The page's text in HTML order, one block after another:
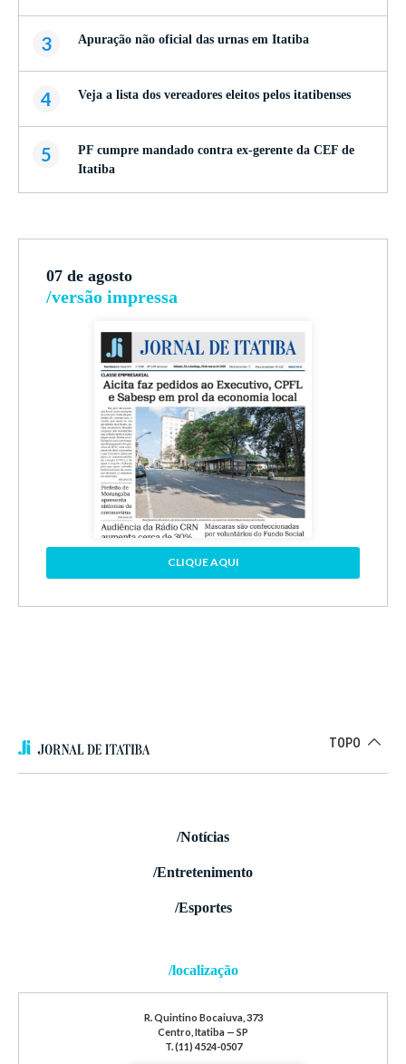
3 Apuração não oficial das urnas em Itatiba
4 Veja a lista dos vereadores eleitos pelos itatibenses
5
PF cumpre mandado contra ex-gerente da CEF de
Itatiba
07 de agosto
/versão impressa
CLIQUE AQUI
TOPO
/Notícias
/Entretenimento
/Esportes
/localização
R. Quintino Bocaiuva, 373
Centro, Itatiba — SP
T. (11) 4524-0507